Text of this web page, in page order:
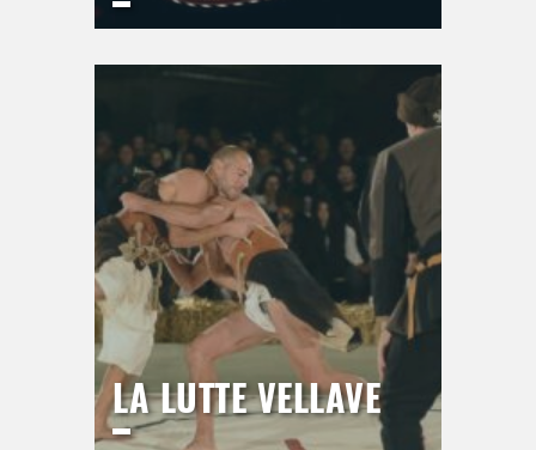
Jeudi17 septembre 2026
>Hors saison
LA LUTTE VELLAVE